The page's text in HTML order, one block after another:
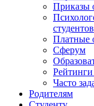
Приказы
студентов
Платные
Сферум
Часто
Родителям